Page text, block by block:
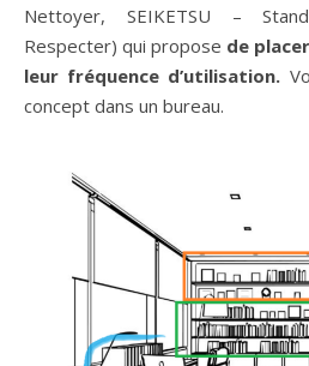
Nettoyer, SEIKETSU –
Respecter) qui propose de
leur fréquence d’utilisation.
concept dans un bureau.